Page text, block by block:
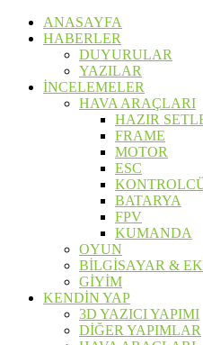
ANASAYFA
HABERLER
DUYURULAR
YAZILAR
İNCELEMELER
HAVA ARAÇLARI
HAZIR
FRAME
MOTOR
ESC
BATARYA
FPV
KUMANDA
OYUN
BİLGİSAYAR &
GİYİM
KENDİN YAP
3D YAZICI YAPIMI
DİĞER YAPIMLAR